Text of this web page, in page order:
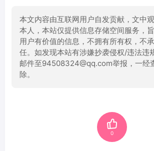
本文内容由互联网用户自发贡献，文中
本人，本站仅提供信息存储空间服务，
用户有价值的信息，不拥有所有权，不
任。如发现本站有涉嫌抄袭侵权/违法违
邮件至94508324@qq.com举报，一经
除。
0